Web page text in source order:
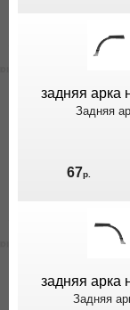
задняя арка
Задняя
67р.
задняя арка
Задняя